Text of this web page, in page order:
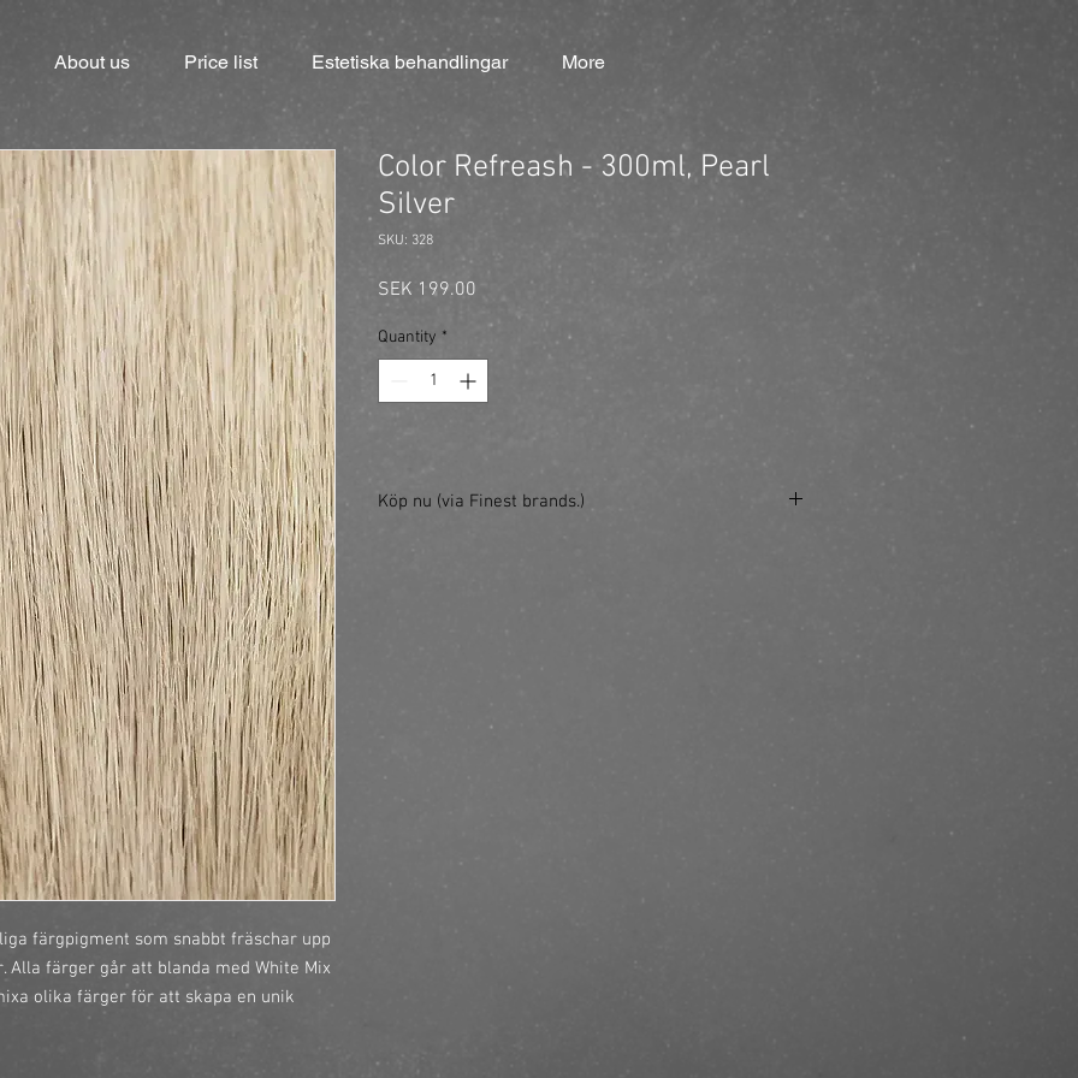
About us Price list Estetiska behandlingar More
färgpigment som snabbt fräschar upp
färger går att blanda med White Mix
olika färger för att skapa en unik
Color Refreash - 300ml, Pearl
Silver
SKU: 328
SEK 199.00
Quantity *
Köp nu (via Finest brands.)